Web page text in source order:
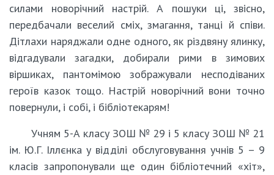
силами новорічний настрій. А пошуки ці, звісно,
передбачали веселий сміх, змагання, танці й співи.
Дітлахи наряджали одне одного, як різдвяну ялинку,
відгадували загадки, добирали рими в зимових
віршиках, пантомімою зображували несподіваних
героїв казок тощо. Настрій новорічний вони точно
повернули, і собі, і бібліотекарям!
Учням 5-А класу ЗОШ № 29 і 5 класу ЗОШ № 21
ім. Ю.Г. Іллєнка у відділі обслуговування учнів 5 – 9
класів запропонували ще один бібліотечний «хіт»,